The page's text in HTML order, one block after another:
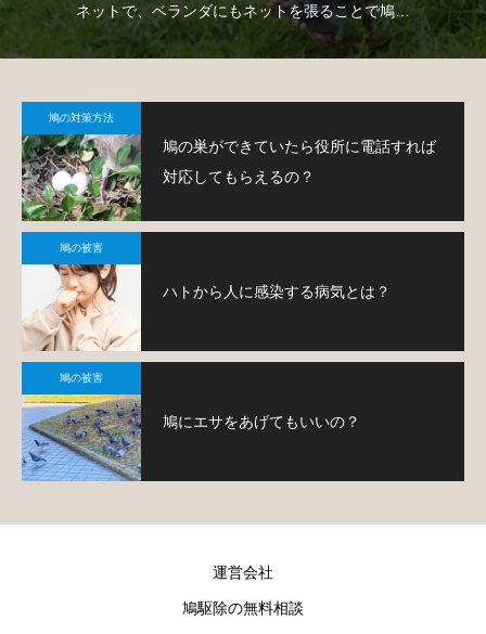
ネットで、ベランダにもネットを張ることで鳩対
策が可能です。
鳩の対策方法
鳩の巣ができていたら役所に電話すれば
対応してもらえるの？
鳩の被害
ハトから人に感染する病気とは？
鳩の被害
鳩にエサをあげてもいいの？
運営会社
鳩駆除の無料相談